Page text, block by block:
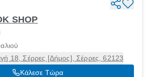
SHOP
18, Σέρρες [Δήμος], Σέρρες, 62123
Κάλεσε Τώρα